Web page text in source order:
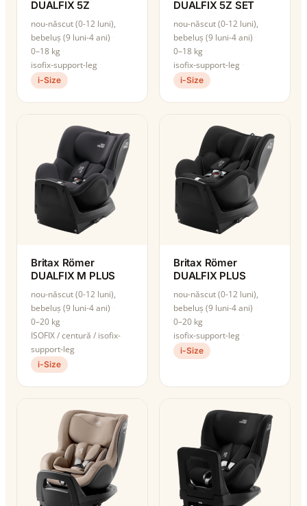
DUALFIX 5Z
nou-născut (0-12 luni),
bebeluș (9 luni-4 ani)
0–18 kg
isofix-support-leg
i-Size
DUALFIX 5Z SET
nou-născut (0-12 luni),
bebeluș (9 luni-4 ani)
0–18 kg
isofix-support-leg
i-Size
Britax Römer
DUALFIX M PLUS
nou-născut (0-12 luni),
bebeluș (9 luni-4 ani)
0–20 kg
ISOFIX / centură / isofix-
support-leg
i-Size
Britax Römer
DUALFIX PLUS
nou-născut (0-12 luni),
bebeluș (9 luni-4 ani)
0–20 kg
isofix-support-leg
i-Size